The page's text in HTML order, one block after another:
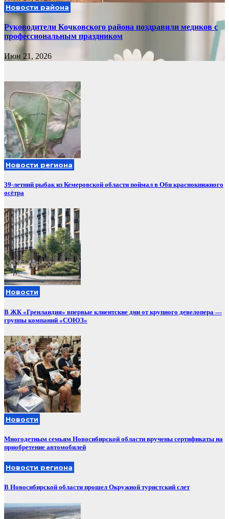
Новости района
Руководители Кочковского района поздравили медиков с
профессиональным праздником
Июн 21, 2026
Новости региона
39-летний рыбак из Кемеровской области поймал в Оби краснокнижного
осётра
Новости
В ЖК «Гренландия» впервые клиентские дни от крупного девелопера —
группы компаний «СОЮЗ»
Новости
Многодетным семьям Новосибирской области вручены сертификаты на
приобретение автомобилей
Новости региона
В Новосибирской области прошел Окружной туристский слет